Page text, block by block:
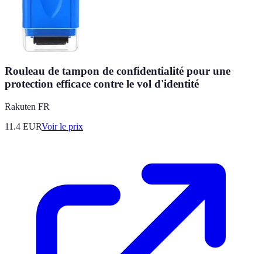
Rouleau de tampon de confidentialité pour une
protection efficace contre le vol d'identité
Rakuten FR
11.4 EURVoir le prix